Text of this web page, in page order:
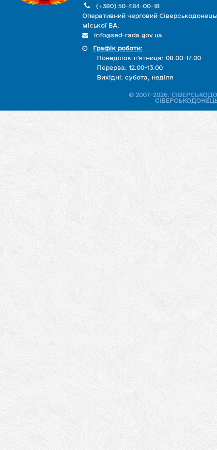
(+380) 50-484-00-18
Оперативний черговий
міської ВА:
info@sed-rada.gov.ua
Графік роботи:
Понеділок-п'ятниця: 08.00-17.00
Перерва: 12.00-13.00
Вихідні: субота, неділя
© 2007-2026.